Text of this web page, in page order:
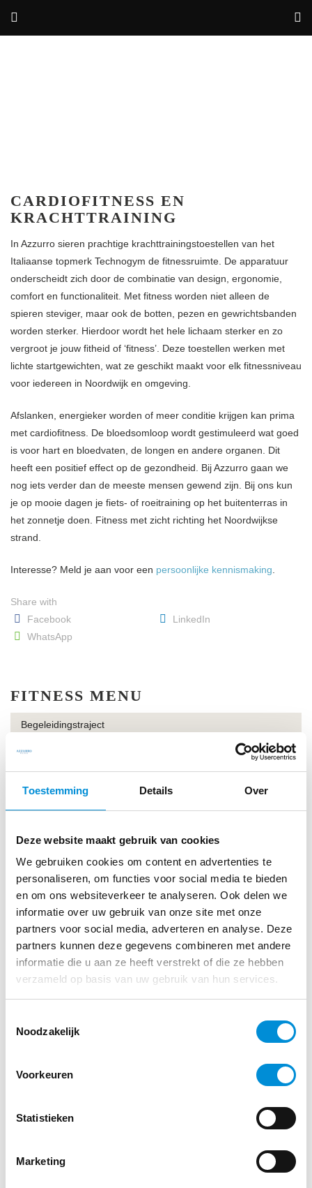
Toestemming Details Over
Deze website maakt gebruik van cookies
We gebruiken cookies om content en advertenties te
personaliseren, om functies voor social media te bieden
en om ons websiteverkeer te analyseren. Ook delen we
informatie over uw gebruik van onze site met onze
partners voor social media, adverteren en analyse. Deze
partners kunnen deze gegevens combineren met andere
informatie die u aan ze heeft verstrekt of die ze hebben
verzameld op basis van uw gebruik van hun services.
Noodzakelijk
Voorkeuren
Statistieken
Marketing
CARDIOFITNESS EN
KRACHTTRAINING
In Azzurro sieren prachtige krachttrainingstoestellen van het
Italiaanse topmerk Technogym de fitnessruimte. De apparatuur
onderscheidt zich door de combinatie van design, ergonomie,
comfort en functionaliteit. Met fitness worden niet alleen de
spieren steviger, maar ook de botten, pezen en gewrichtsbanden
worden sterker. Hierdoor wordt het hele lichaam sterker en zo
vergroot je jouw fitheid of ‘fitness’. Deze toestellen werken met
lichte startgewichten, wat ze geschikt maakt voor elk fitnessniveau
voor iedereen in Noordwijk en omgeving.
Afslanken, energieker worden of meer conditie krijgen kan prima
met cardiofitness. De bloedsomloop wordt gestimuleerd wat goed
is voor hart en bloedvaten, de longen en andere organen. Dit
heeft een positief effect op de gezondheid. Bij Azzurro gaan we
nog iets verder dan de meeste mensen gewend zijn. Bij ons kun
je op mooie dagen je fiets- of roeitraining op het buitenterras in
het zonnetje doen. Fitness met zicht richting het Noordwijkse
strand.
Interesse? Meld je aan voor een persoonlijke kennismaking
Share with
Facebook
LinkedIn
WhatsApp
FITNESS MENU
Begeleidingstraject
Online Sporttest
Cardiofitness en krachttraining
Circuittraining
Omnia
Personal training
Groepslessen
VOLG ONS OP INSTAGRAM